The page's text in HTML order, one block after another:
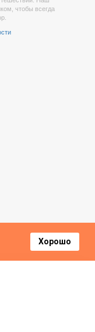
чтобы всегда
Хорошо